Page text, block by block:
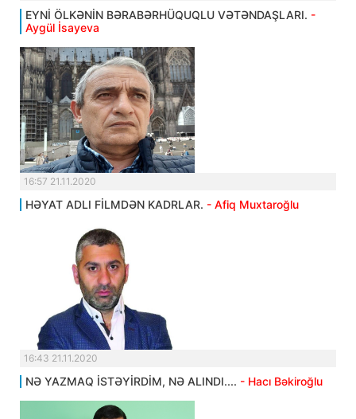
EYNİ ÖLKƏNİN BƏRABƏRHÜQUQLU VƏTƏNDAŞLARI. -
Aygül İsayeva
16:57 21.11.2020
HƏYAT ADLI FİLMDƏN KADRLAR. - Afiq Muxtaroğlu
16:43 21.11.2020
NƏ YAZMAQ İSTƏYİRDİM, NƏ ALINDI.... - Hacı Bəkiroğlu